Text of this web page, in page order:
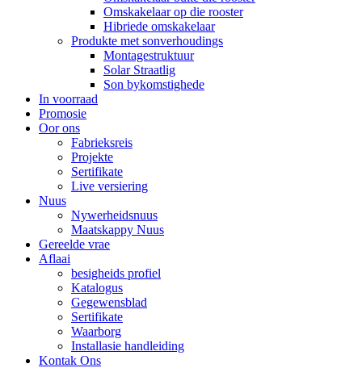
Omskakelaar op die rooster
Hibriede omskakelaar
Produkte met sonverhoudings
Montagestruktuur
Solar Straatlig
Son bykomstighede
In voorraad
Promosie
Oor ons
Fabrieksreis
Projekte
Sertifikate
Live versiering
Nuus
Nywerheidsnuus
Maatskappy Nuus
Gereelde vrae
Aflaai
besigheids profiel
Katalogus
Gegewensblad
Sertifikate
Waarborg
Installasie handleiding
Kontak Ons